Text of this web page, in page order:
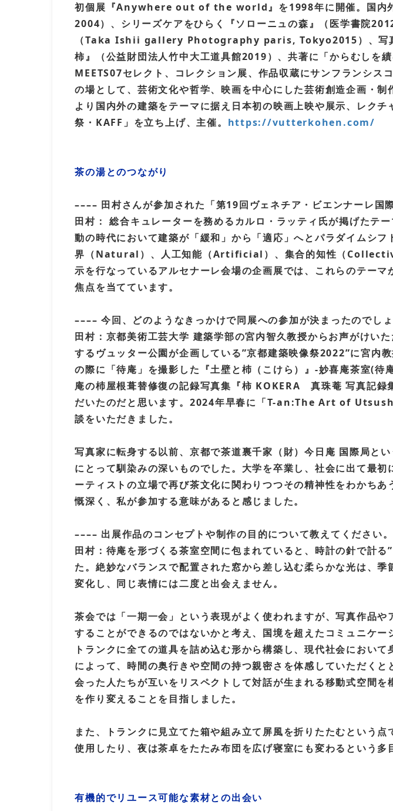
初個展『Anywhere out of the world』を1998年に開催。国内外
2004）、シリーズケアをひらく『ソローニュの森』（医学書院
（Taka Ishii gallery Photography paris, Tokyo2015）、写真
柿』（公益財団法人竹中大工道具館2019）、共著に「からむしを
MEETS07セレクト、コレクション展、作品収蔵にサンフランシ
の場として、芸術文化や哲学、映画を中心にした芸術創造企画
より国内外の建築をテーマに据え日本初の映画上映や展示、レク
祭・KAFF」を立ち上げ、主催。 https://vutterkohen.com/
茶の湯とのつながり
–––– 田村さんが参加された「第19回ヴェネチア・ビエンナーレ国
田村： 総合キュレーターを務めるカルロ・ラッティ氏が掲
動の時代において建築が「緩和」から「適応」へとパラダイムシ
界（Natural）、人工知能（Artificial）、集合的知性（
示を行なっているアルセナーレ会場の企画展では、これらのテー
焦点を当てています。
–––– 今回、どのようなきっかけで同展への参加が決まったのでしょ
田村：京都美術工芸大学 建築学部の宮内智久教授からお声がけい
するヴュッター公園が企画している”京都建築映像祭2022”に宮内
の際に「待庵」を撮影した『土壁と杮（こけら）』-妙喜庵茶室(
庵の杮屋根葺替修復の記録写真集『柿 KOKERA 真珠菴 写真記録
だいたのだと思います。2024年早春に「T-an:The Art of
談をいただきました。
写真家に転身する以前、京都で茶道裏千家（財）今日庵 国際局と
にとって馴染みの深いものでした。大学を卒業し、社会に出て最
ーティストの立場で再び茶文化に関わりつつその精神性をわかち
慨深く、私が参加する意味があると感じました。
–––– 出展作品のコンセプトや制作の目的について教えてください。
田村：待庵を形づくる茶室空間に包まれていると、時計の針で計
た。絶妙なバランスで配置された窓から差し込む柔らかな光は、
変化し、同じ表情には二度と出会えません。
茶会では「一期一会」という表現がよく使われますが、写真作品
することができるのではないかと考え、国境を超えたコミュニケ
トランクに全ての道具を詰め込む形から構築し、現代社会におい
によって、時間の奥行きや空間の持つ親密さを体感していただく
会った人たちが互いをリスペクトして対話が生まれる移動式空間
を作り変えることを目指しました。
また、トランクに見立てた箱や組み立て屏風を折りたたむという
使用したり、夜は茶卓をたたみ布団を広げ寝室にも変わるという
有機的でリユース可能な素材との出会い